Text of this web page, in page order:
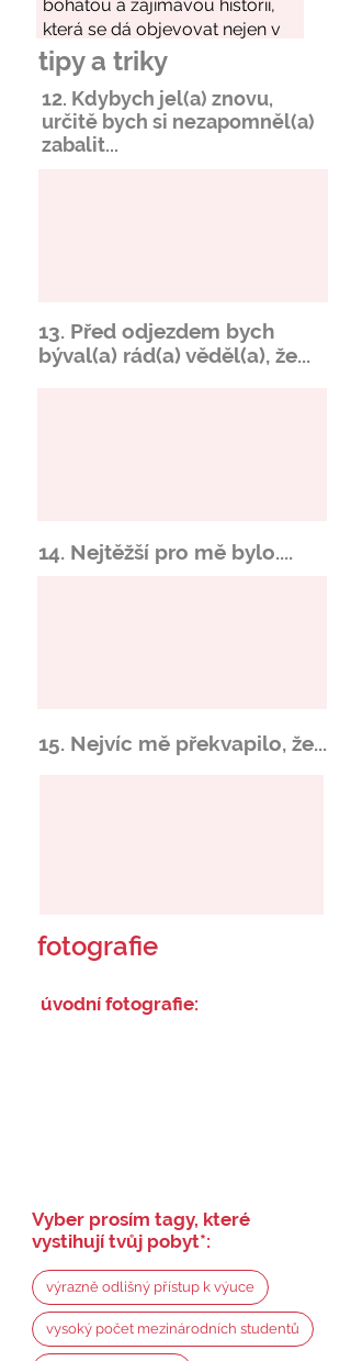
tipy a triky
12. Kdybych jel(a) znovu,
určitě bych si nezapomněl(a)
zabalit...
13. Před odjezdem bych
býval(a) rád(a) věděl(a), že...
14. Nejtěžší pro mě bylo....
15. Nejvíc mě překvapilo, že...
fotografie
úvodní fotografie:
Vyber prosím tagy, které
vystihují tvůj pobyt*:
výrazně odlišný přístup k výuce
vysoký počet mezinárodních studentů